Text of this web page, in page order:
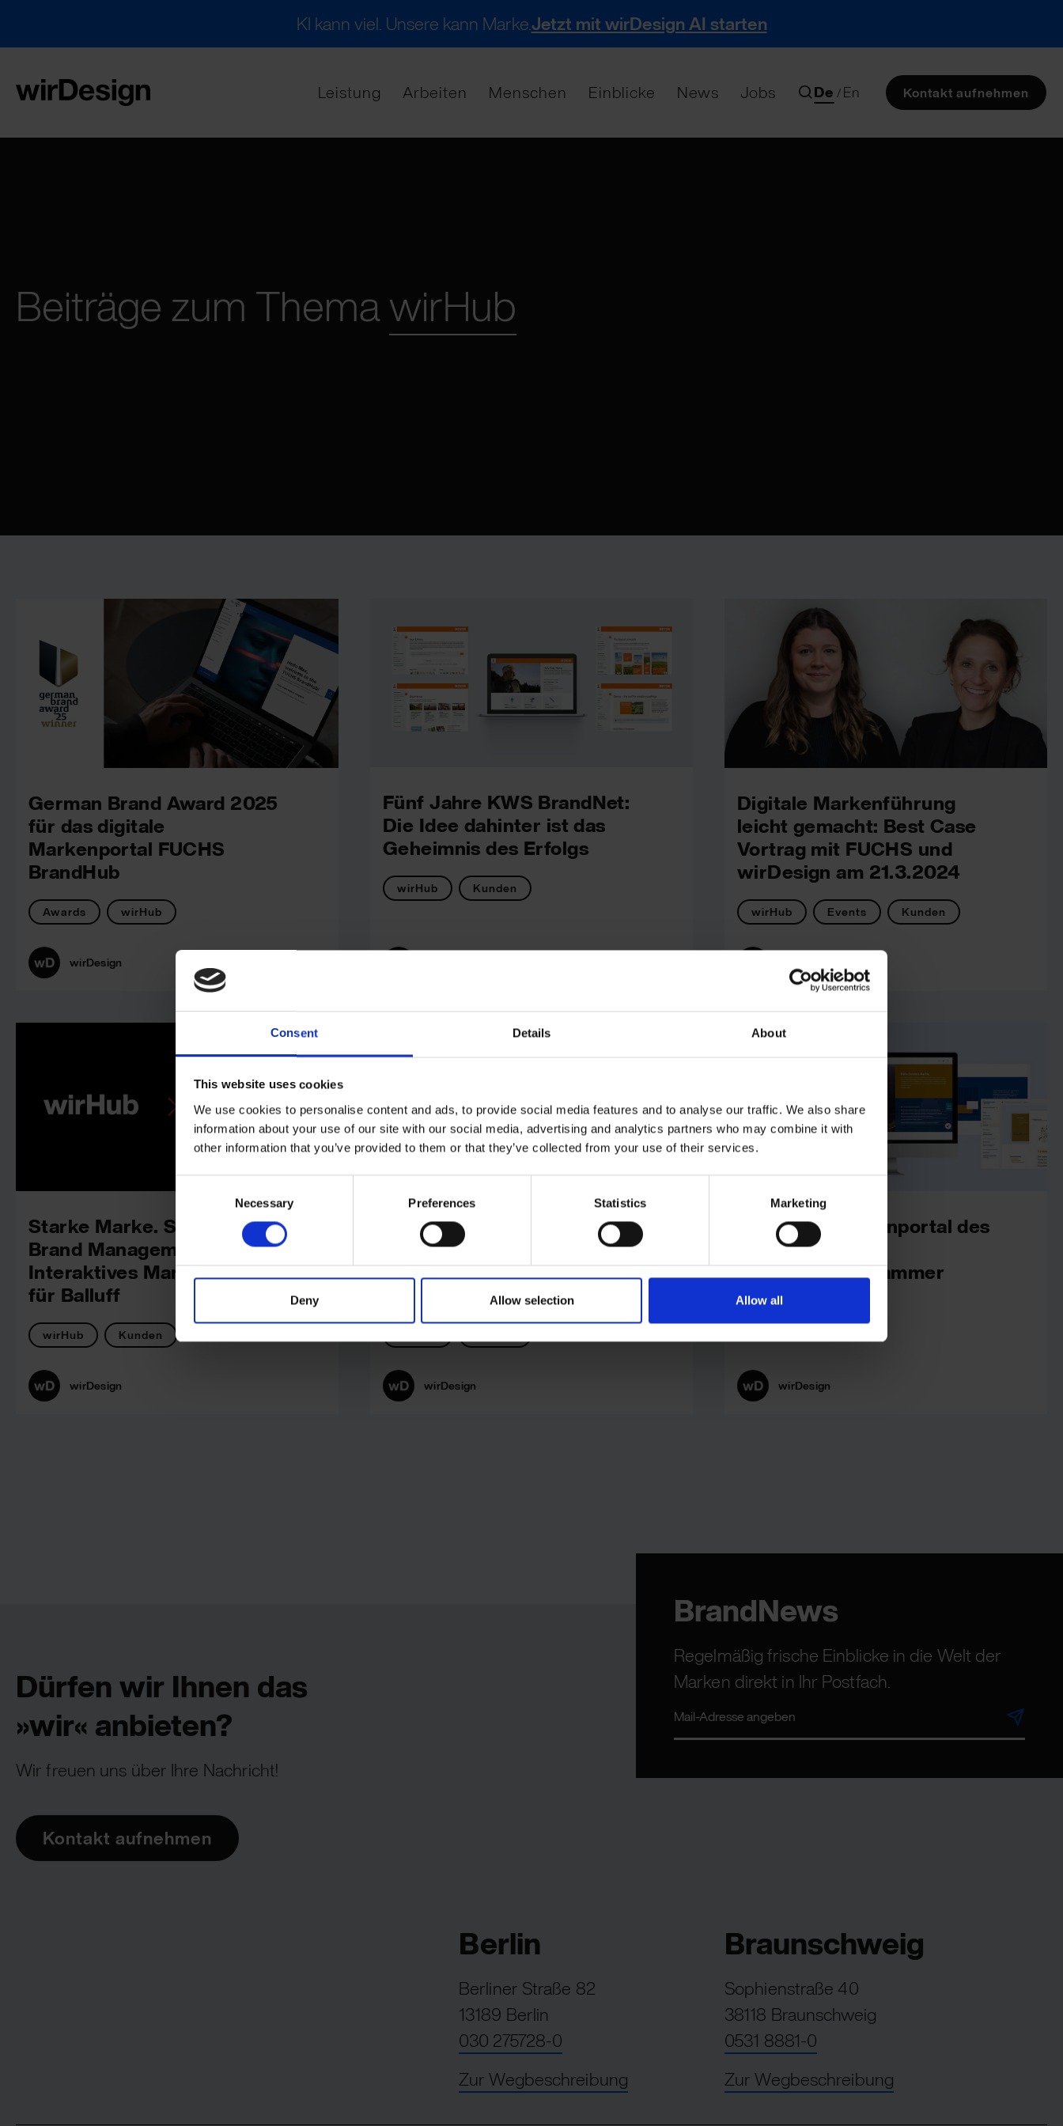
Consent Details About
This website uses cookies
We use cookies to personalise content and ads, to provide social media features and to analyse our traffic. We also share
information about your use of our site with our social media, advertising and analytics partners who may combine it with
other information that you’ve provided to them or that they’ve collected from your use of their services.
Necessary Preferences Statistics Marketing
Deny Allow selection Allow all
KI kann viel. Unsere kann Marke.Jetzt mit wirDesign AI starten
Leistung Arbeiten Menschen Einblicke News Jobs De /En Kontakt aufnehmen
Beiträge zum ThemawirHub
German Brand Award 2025
für das digitale
Markenportal FUCHS
BrandHub
Awards wirHub
wirDesign
Fünf Jahre KWS BrandNet:
Die Idee dahinter ist das
Geheimnis des Erfolgs
wirHub Kunden
Digitale Markenführung
leicht gemacht: Best Case
Vortrag mit FUCHS und
wirDesign am 21.3.2024
wirHub Events Kunden
Starke Marke. Starkes
Brand Management:
Interaktives Markenportal
für Balluff
wirHub Kunden
wirDesign
Digitales Markenportal für
FUCHS SE: Gelebte
Brandexperience mit dem
wirDesign
Das neue Markenportal des
Konzerns
Versicherungskammer
wirDesign
Dürfen wir Ihnen das
»wir« anbieten?
Wir freuen uns über Ihre Nachricht!
Kontakt aufnehmen
BrandNews
Regelmäßig frische Einblicke in die Welt der
Marken direkt in Ihr Postfach.
Berlin
Berliner Straße 82
13189 Berlin
030 275728-0
Zur Wegbeschreibung
Braunschweig
Sophienstraße 40
38118 Braunschweig
0531 8881-0
Zur Wegbeschreibung